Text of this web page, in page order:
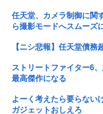
任天堂、カメラ制御に関
ら撮影モードへスムーズ
【ニシ悲報】任天堂債務
ストリートファイター6
最高傑作になる
よーく考えたら要らない
ガジェットおしえろ